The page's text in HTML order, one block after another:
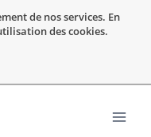
de nos services. En
des cookies.